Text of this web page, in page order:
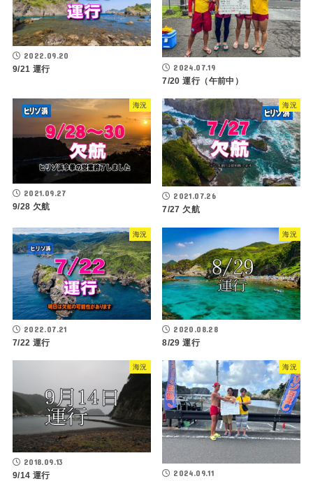
2022.09.20
9/21 運行 2024.07.19
7/20 運行（午前中）
海況
2021.09.27
9/28 欠航
海況
2021.07.26
7/27 欠航
海況
2022.07.21
7/22 運行
海況
2020.08.28
8/29 運行
海況
2018.09.13
9/14 運行
海況
2024.09.11